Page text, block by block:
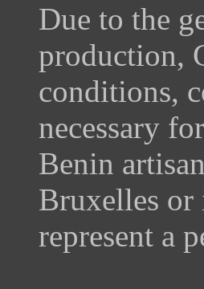
Due to the
production,
conditions,
necessary
Benin
Bruxelles or
represent a